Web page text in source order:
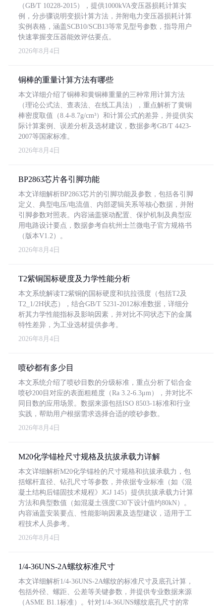
（GB/T 10228-2015），提供1000kVA变压器损耗计算实
例，分步骤说明变损计算方法，并附电力变压器损耗计算
实例表格，涵盖SCB10/SCB13等常见型号参数，指导用户
快速掌握变压器能效评估要点。
2026年8月4日
铜棒的重量计算方法有哪些
本文详细介绍了铜棒和黄铜棒重量的三种常用计算方法
（理论公式法、查表法、在线工具法），重点解析了黄铜
棒密度取值（8.4-8.7g/cm³）和计算公式的差异，并提供实
际计算案例、误差分析及选材建议，数据参考GB/T 4423-
2007等国家标准。
2026年8月4日
BP2863芯片各引脚功能
本文详细解析BP2863芯片的引脚功能及参数，包括各引脚
定义、典型电压/电流值、内部逻辑关系等核心数据，并附
引脚参数对照表。内容涵盖驱动配置、保护机制及典型应
用电路设计要点，数据参考自杭州士兰微电子官方规格书
（版本V1.2）。
2026年8月4日
T2紫铜国标硬度及力学性能分析
本文系统解读T2紫铜的国标硬度和抗拉强度（包括T2及
T2_1/2H状态），结合GB/T 5231-2012标准数据，详细分
析其力学性能指标及影响因素，并对比不同状态下的金属
特性差异，为工业选材提供参考。
2026年8月4日
喷砂都有多少目
本文系统介绍了喷砂目数的分级标准，重点分析了铝合金
喷砂200目对应的表面粗糙度（Ra 3.2-6.3μm），并对比不
同目数的应用场景。数据来源包括ISO 8503-1标准和行业
实践，帮助用户根据需求选择合适的喷砂参数。
2026年8月4日
M20化学锚栓尺寸规格及抗拔承载力详解
本文详细解析M20化学锚栓的尺寸规格和抗拔承载力，包
括螺杆直径、钻孔尺寸等参数，并依据专业标准（如《混
凝土结构后锚固技术规程》JGJ 145）提供抗拔承载力计算
方法和典型数值（如混凝土强度C30下设计值约80kN）。
内容涵盖安装要点、性能影响因素及选型建议，适用于工
程技术人员参考。
2026年8月4日
1/4-36UNS-2A螺纹标准尺寸
本文详细解析1/4-36UNS-2A螺纹的标准尺寸及底孔计算，
包括外径、螺距、公差等关键参数，并提供专业数据来源
（ASME B1.1标准）。针对1/4-36UNS螺纹底孔尺寸的常